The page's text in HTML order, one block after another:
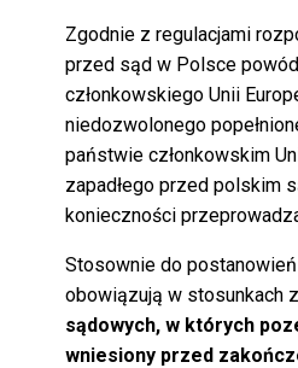
Zgodnie z regulacjami
przed sąd w Polsce
członkowskiego Unii
niedozwolonego
państwie członkowskim
zapadłego przed polskim
konieczności
Stosownie do
obowiązują w stosunkach
sądowych, w których
wniesiony przed